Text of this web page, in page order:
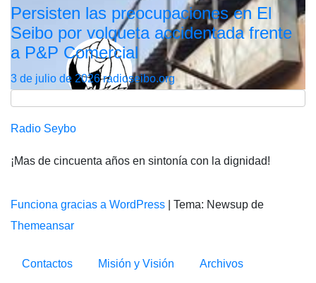
Persisten las preocupaciones en El
Seibo por volqueta accidentada frente
a P&P Comercial
3 de julio de 2026radioseibo.org
Radio Seybo
¡Mas de cincuenta años en sintonía con la dignidad!
Funciona gracias a WordPress
Tema: Newsup de
Themeansar
Contactos Misión y Visión Archivos